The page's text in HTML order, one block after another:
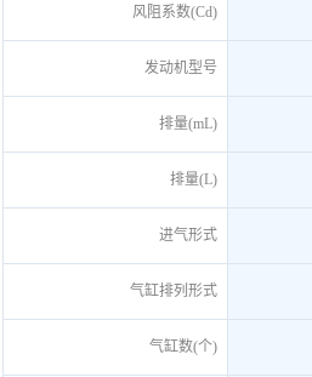
风阻系数(Cd)
发动机型号
排量(mL)
排量(L)
进气形式
气缸排列形式
气缸数(个)